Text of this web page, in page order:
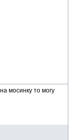
мосинку то могу